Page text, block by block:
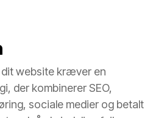
website kræver en
der kombinerer SEO,
sociale medier og betalt